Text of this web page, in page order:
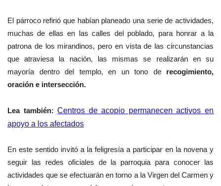
El párroco refirió que habían planeado una serie de actividades,
muchas de ellas en las calles del poblado, para honrar a la
patrona de los mirandinos, pero en vista de las circunstancias
que atraviesa la nación, las mismas se realizarán en su
mayoría dentro del templo, en un tono de recogimiento,
oración e intersección.
Lea también:Centros de acopio permanecen activos en
apoyo a los afectados
En este sentido invitó a la feligresía a participar en la novena y
seguir las redes oficiales de la parroquia para conocer las
actividades que se efectuarán en torno a la Virgen del Carmen y